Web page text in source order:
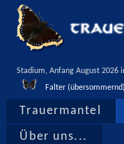
Stadium, Anfang August 2026
Falter (übersommernd)
Trauermantel
Über uns...